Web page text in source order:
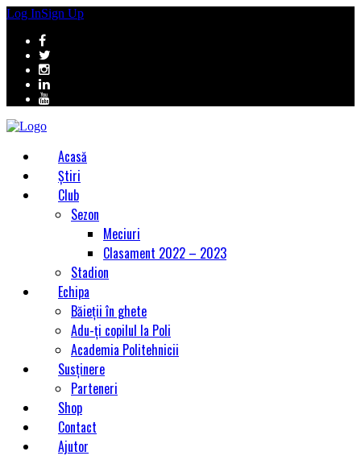
Log InSign Up
Acasă
Știri
Club
Sezon
Meciuri
Clasament 2022 – 2023
Stadion
Echipa
Băieții în ghete
Adu-ți copilul la Poli
Academia Politehnicii
Susținere
Parteneri
Shop
Contact
Ajutor